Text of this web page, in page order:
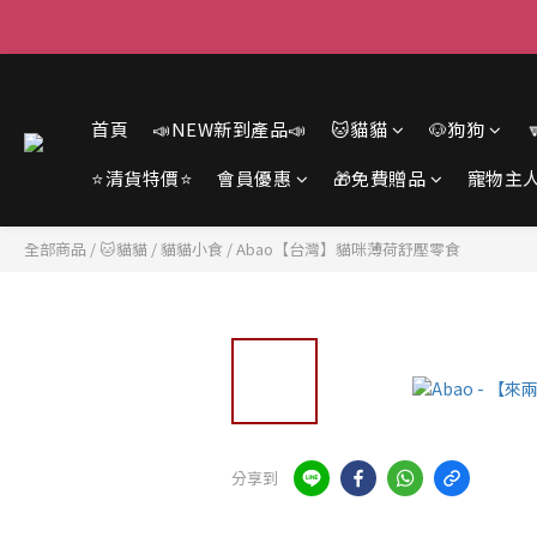
首頁 📣NEW新到產品📣 🐱貓貓 🐶狗狗
⭐清貨特價⭐
會員優惠 🎁免費贈品 寵物主
全部商品 / 🐱貓貓 /貓貓小食 /Abao【台灣】貓咪薄荷舒壓零食
分享到